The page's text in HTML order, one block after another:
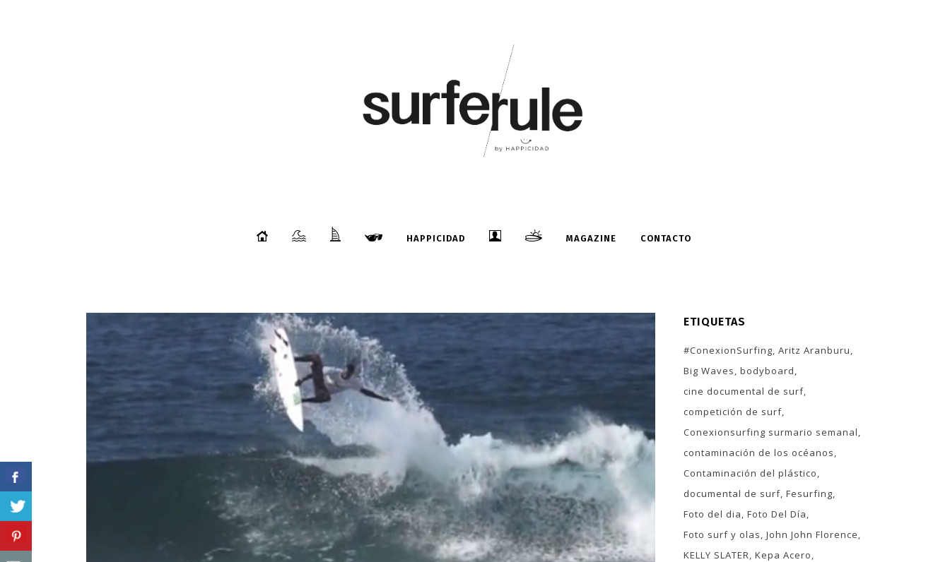
HAPPICIDAD MAGAZINE CONTACTO
ETIQUETAS
#ConexionSurfing Aritz Aranburu
Big Waves bodyboard
cine documental de surf
competición de surf
Conexionsurfing surmario semanal
contaminación de los océanos
Contaminación del plástico
documental de surf Fesurfing
Foto del dia Foto Del Día
Foto surf y olas John John Florence
KELLY SLATER Kepa Acero